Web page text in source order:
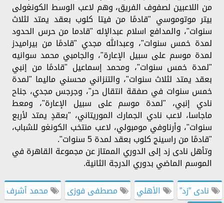
من اللاعبين لصفوف الفريق، وهم لاعب الوسط الكونغولى
بيتر موتوموسي "قادمًا من فيتا كلوب بعقد يمتد لثلاث
سنوات"، والمدافع اسلام عبدالإله "قادما من حرس الحدود
لمدة خمس سنوات"، وعبدالله مجدي "قادمًا من بيراميدز
لمدة موسم على سبيل الإعارة"، والجامبي محمد سوانيه
"لمدة خمس سنوات"، ومحمد إسماعيل "قادمًا من إنبي
بعقد يمتد لثلاث سنوات"، والتنزاني محسني ماليما "لمدة
خمس سنوات في صفقة انتقال حر"، وجرجس مجدي، جناح
نادي إنبي، "لمدة موسم على سبيل الإعارة"، ومعط
ماجاسا، لاعب نادي الجمارك الموريتاني، "بعقدٍ يمتد لأربع
سنوات"، وأرناوفي مومبولي، لاعب منتخب الكونغو للشباب،
"قادمًا من راسينج كلوب بعقد لمدة 5 سنوات".
وتأهل نادى زد إلى الدوري الممتاز عن مجموعة القاهرة في
الموسم الماضي بدوري الدرجة الثانية.
نادى ”زد”
الأهلي مصطفى فوزى
محمد أشرف